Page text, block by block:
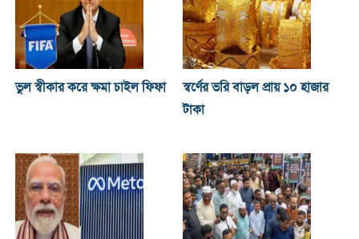
ভুল স্বীকার করে ক্ষমা চাইল ফিফা
স্বর্ণের ভরি বাড়ল প্রায় ১০ হাজার
টাকা